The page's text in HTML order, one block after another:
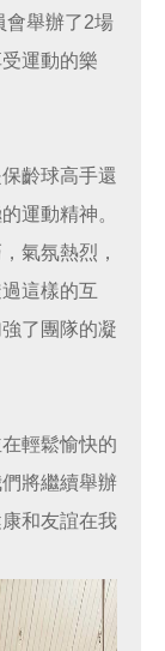
會舉辦了2場
運動的樂
齡球高手還
運動精神。
氣氛熱烈，
這樣的互
了團隊的凝
輕鬆愉快的
將繼續舉辦
和友誼在我